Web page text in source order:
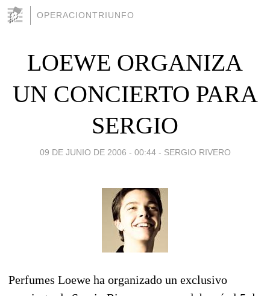
OPERACIONTRIUNFO
LOEWE ORGANIZA
UN CONCIERTO PARA
SERGIO
09 DE JUNIO DE 2006 - 00:44 - SERGIO RIVERO
Perfumes Loewe ha organizado un exclusivo